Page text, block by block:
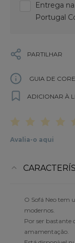
Entrega
Portugal
PARTILHAR
GUIA DE
ADICIONAR À
Avalia-o aqui
O Sofá Neo tem
modernos.
Por ser bastante
amamentação.